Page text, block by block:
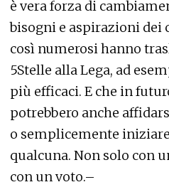
è vera forza di
bisogni e aspirazioni dei
così numerosi hanno
5Stelle alla Lega, ad
più efficaci. E che in
potrebbero anche
o semplicemente
qualcuna. Non solo con
con un voto.–